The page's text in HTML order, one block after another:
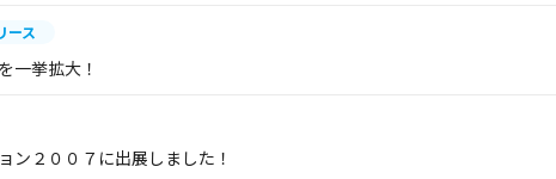
ース
一挙拡大！
ン２００７に出展しました！